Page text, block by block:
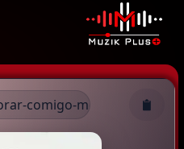
de
comigo-me-paga